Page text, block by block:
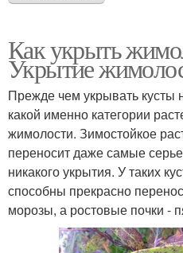
Как укрыть
Укрытие
Прежде чем укрывать кусты
какой именно категории
жимолости. Зимостойкое
переносит даже самые
никакого укрытия. У таких
способны прекрасно
морозы, а ростовые почки -